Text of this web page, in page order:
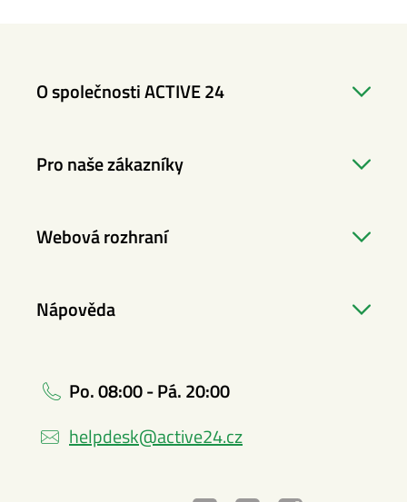
O společnosti ACTIVE 24
Pro naše zákazníky
Webová rozhraní
Nápověda
Po. 08:00 - Pá. 20:00
helpdesk@active24.cz